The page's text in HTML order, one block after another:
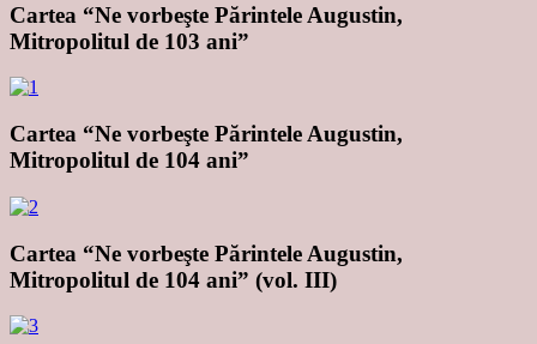
Cartea “Ne vorbeşte Părintele Augustin,
Mitropolitul de 103 ani”
Cartea “Ne vorbeşte Părintele Augustin,
Mitropolitul de 104 ani”
Cartea “Ne vorbeşte Părintele Augustin,
Mitropolitul de 104 ani” (vol. III)